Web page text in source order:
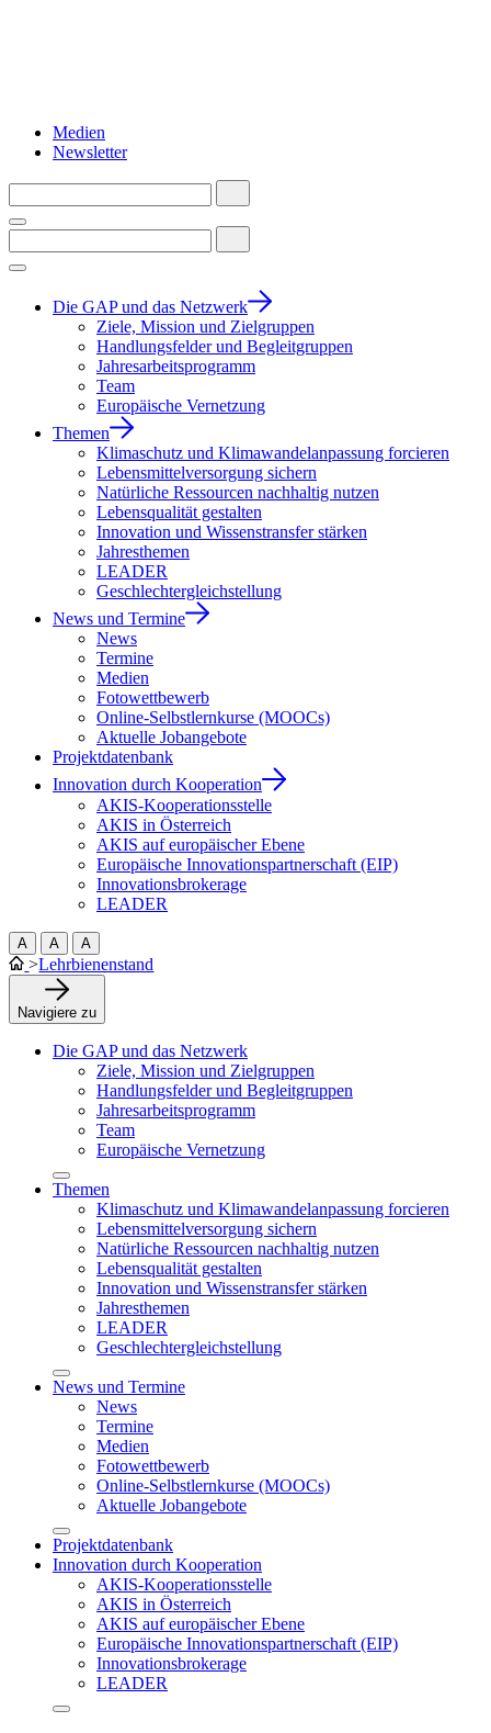
Medien
Newsletter
Die GAP und das Netzwerk
Ziele, Mission und Zielgruppen
Handlungsfelder und Begleitgruppen
Jahresarbeitsprogramm
Team
Europäische Vernetzung
Themen
Klimaschutz und Klimawandelanpassung forcieren
Lebensmittelversorgung sichern
Natürliche Ressourcen nachhaltig nutzen
Lebensqualität gestalten
Innovation und Wissenstransfer stärken
Jahresthemen
LEADER
Geschlechtergleichstellung
News und Termine
News
Termine
Medien
Fotowettbewerb
Online-Selbstlernkurse (MOOCs)
Aktuelle Jobangebote
Projektdatenbank
Innovation durch Kooperation
AKIS-Kooperationsstelle
AKIS in Österreich
AKIS auf europäischer Ebene
Europäische Innovationspartnerschaft (EIP)
Innovationsbrokerage
LEADER
A A A
>Lehrbienenstand
Navigiere zu
Die GAP und das Netzwerk
Ziele, Mission und Zielgruppen
Handlungsfelder und Begleitgruppen
Jahresarbeitsprogramm
Team
Europäische Vernetzung
Themen
Klimaschutz und Klimawandelanpassung forcieren
Lebensmittelversorgung sichern
Natürliche Ressourcen nachhaltig nutzen
Lebensqualität gestalten
Innovation und Wissenstransfer stärken
Jahresthemen
LEADER
Geschlechtergleichstellung
News und Termine
News
Termine
Medien
Fotowettbewerb
Online-Selbstlernkurse (MOOCs)
Aktuelle Jobangebote
Projektdatenbank
Innovation durch Kooperation
AKIS-Kooperationsstelle
AKIS in Österreich
AKIS auf europäischer Ebene
Europäische Innovationspartnerschaft (EIP)
Innovationsbrokerage
LEADER